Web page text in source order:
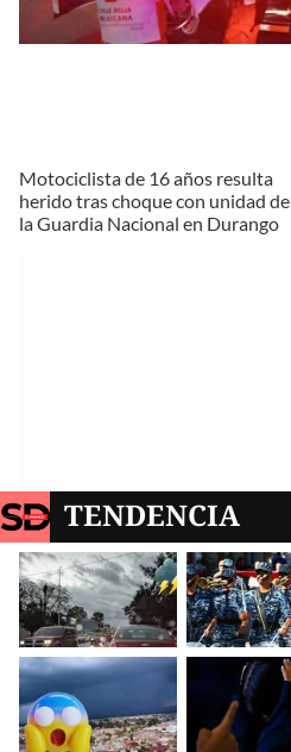
Motociclista de 16 años resulta
herido tras choque con unidad de
la Guardia Nacional en Durango
TENDENCIA